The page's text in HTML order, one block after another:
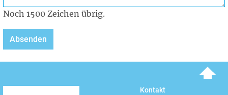
Noch 1500 Zeichen übrig.
Kontakt